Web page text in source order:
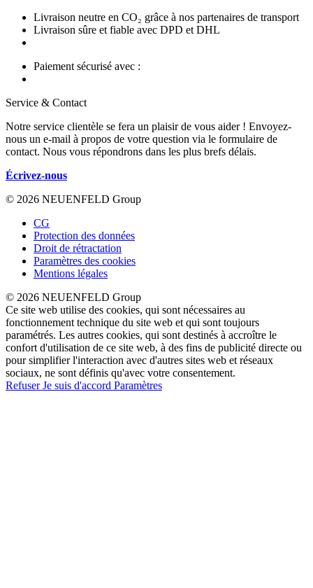
Livraison neutre en CO₂ grâce à nos partenaires de transport
Livraison sûre et fiable avec DPD et DHL
Paiement sécurisé avec :
Service & Contact
Notre service clientèle se fera un plaisir de vous aider ! Envoyez-
nous un e-mail à propos de votre question via le formulaire de
contact. Nous vous répondrons dans les plus brefs délais.
Écrivez-nous
© 2026 NEUENFELD Group
CG
Protection des données
Droit de rétractation
Paramètres des cookies
Mentions légales
© 2026 NEUENFELD Group
Ce site web utilise des cookies, qui sont nécessaires au
fonctionnement technique du site web et qui sont toujours
paramétrés. Les autres cookies, qui sont destinés à accroître le
confort d'utilisation de ce site web, à des fins de publicité directe ou
pour simplifier l'interaction avec d'autres sites web et réseaux
sociaux, ne sont définis qu'avec votre consentement.
RefuserJe suis d'accord Paramètres